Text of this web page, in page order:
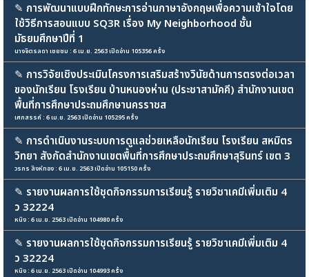
✎ การพัฒนาแบบฝึกทักษะการอ่านภาษาอังกฤษเพื่อความเข้าใจโดย
ใช้วิธีการสอนแบบ SQ3R เรื่อง My Neighborhood ชั้น
มัธยมศึกษาปีที่ 1
นางจิตรลดา เชยชม : 6 เม.ย. 2563 เปิดอ่าน 105356 ครั้ง
✎ การวิจัยเชิงประเมินโครงการเสริมสร้างวินัยด้านการตรงต่อเวลา
ของนักเรียน โรงเรียน บ้านหนองห่าน (ประชาสามัคคี) สำนักงานเขต
พื้นที่การศึกษาประถมศึกษานครราชส
เศกสรรค์ : 6 เม.ย. 2563 เปิดอ่าน 105295 ครั้ง
✎ การดำเนินงานระบบการดูแลช่วยเหลือนักเรียน โรงเรียน สหมิตร
วิทยา สังกัดสำนักงานเขตพื้นที่การศึกษาประถมศึกษาสุรินทร์ เขต 3
วรกร สิงห์ทอง : 6 เม.ย. 2563 เปิดอ่าน 105150 ครั้ง
✎ รายงานผลการใช้ชุดกิจกรรมการเรียนรู้ รายวิชาเคมีเพิ่มเติม 4
ว 32224
หนิง : 6 เม.ย. 2563 เปิดอ่าน 104980 ครั้ง
✎ รายงานผลการใช้ชุดกิจกรรมการเรียนรู้ รายวิชาเคมีเพิ่มเติม 4
ว 32224
หนิง : 6 เม.ย. 2563 เปิดอ่าน 104993 ครั้ง